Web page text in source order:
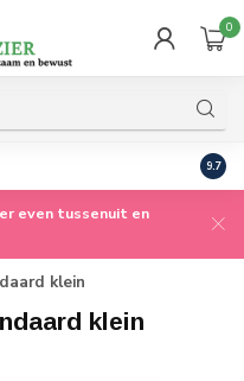
0
9.7
even tussenuit en
klein
klein